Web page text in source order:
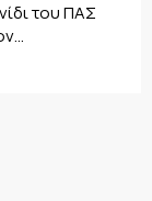
του ΠΑΣ